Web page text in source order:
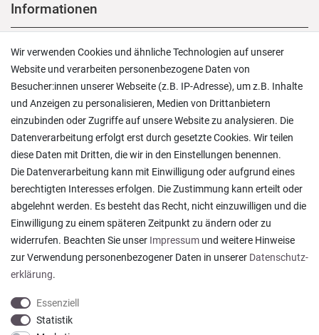
Informationen
Versand und Zahlung
Rücksendungen
Lieferung in die Schweiz
Pflegesymbole
Lagerverkauf
Ratgeber & News
Ein einfach toller Service - prompte Lieferung und
sogar mit Pflegehinweis!
Datum der Veröffentlichung: 05.08.2026
Datum der Kauferfahrung: 29.07.2026
Wir verwenden Cookies und ähnliche Technologien auf unserer
Website und verarbeiten personenbezogene Daten von
Besucher:innen unserer Webseite (z.B. IP-Adresse), um z.B. Inhalte
und Anzeigen zu personalisieren, Medien von Drittanbietern
einzubinden oder Zugriffe auf unsere Website zu analysieren. Die
Datenverarbeitung erfolgt erst durch gesetzte Cookies. Wir teilen
diese Daten mit Dritten, die wir in den Einstellungen benennen.
Die Datenverarbeitung kann mit Einwilligung oder aufgrund eines
berechtigten Interesses erfolgen. Die Zustimmung kann erteilt oder
abgelehnt werden. Es besteht das Recht, nicht einzuwilligen und die
Einwilligung zu einem späteren Zeitpunkt zu ändern oder zu
widerrufen. Beachten Sie unser Impressum und weitere Hinweise
zur Verwendung personenbezogener Daten in unserer Daten­schutz­
erklärung.
Essenziell
Statistik